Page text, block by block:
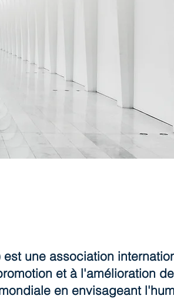
une association
et à l'amélioration
en envisageant